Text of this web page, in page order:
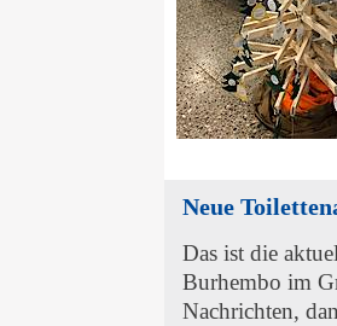
Neue
Das ist die
Burhembo im
Nachrichten,